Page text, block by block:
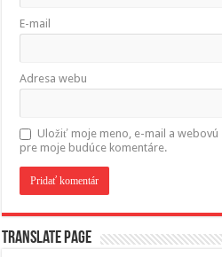
E-mail
Adresa webu
Uložiť moje meno, e-mail a
pre moje budúce komentáre.
Translate page